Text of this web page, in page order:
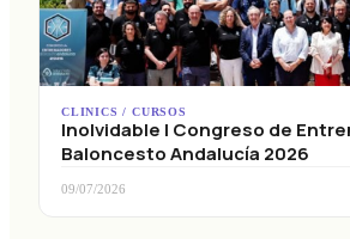
CLINICS / CURSOS
Inolvidable I Congreso de
Baloncesto Andalucía 2026
09/07/2026